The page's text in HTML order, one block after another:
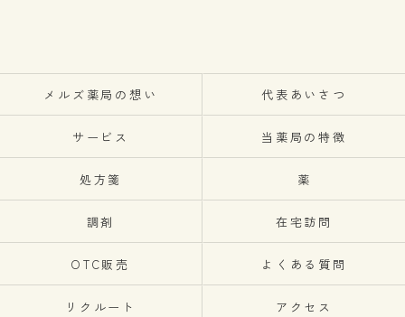
メルズ薬局の想い 代表あいさつ
サービス 当薬局の特徴
処方箋 薬
調剤 在宅訪問
OTC販売 よくある質問
リクルート アクセス